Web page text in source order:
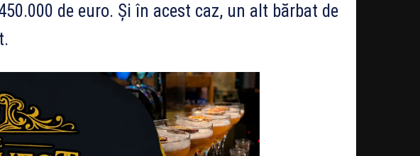
de euro. Și în acest caz, un alt bărbat de